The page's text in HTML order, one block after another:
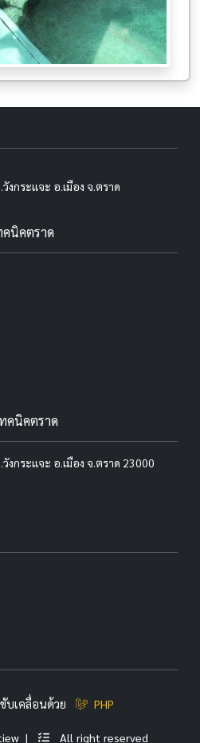
กระแจะ อ.เมือง จ.ตราด
คนิคตราด
คนิคตราด
กระแจะ อ.เมือง จ.ตราด 23000
บเคลื่อนด้วย
PHP
|
All right reserved